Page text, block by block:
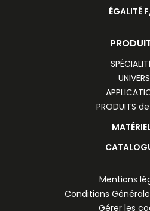
ÉGALITÉ
UNIVERS
PRODUITS
Mentions
Conditions
Gérer les